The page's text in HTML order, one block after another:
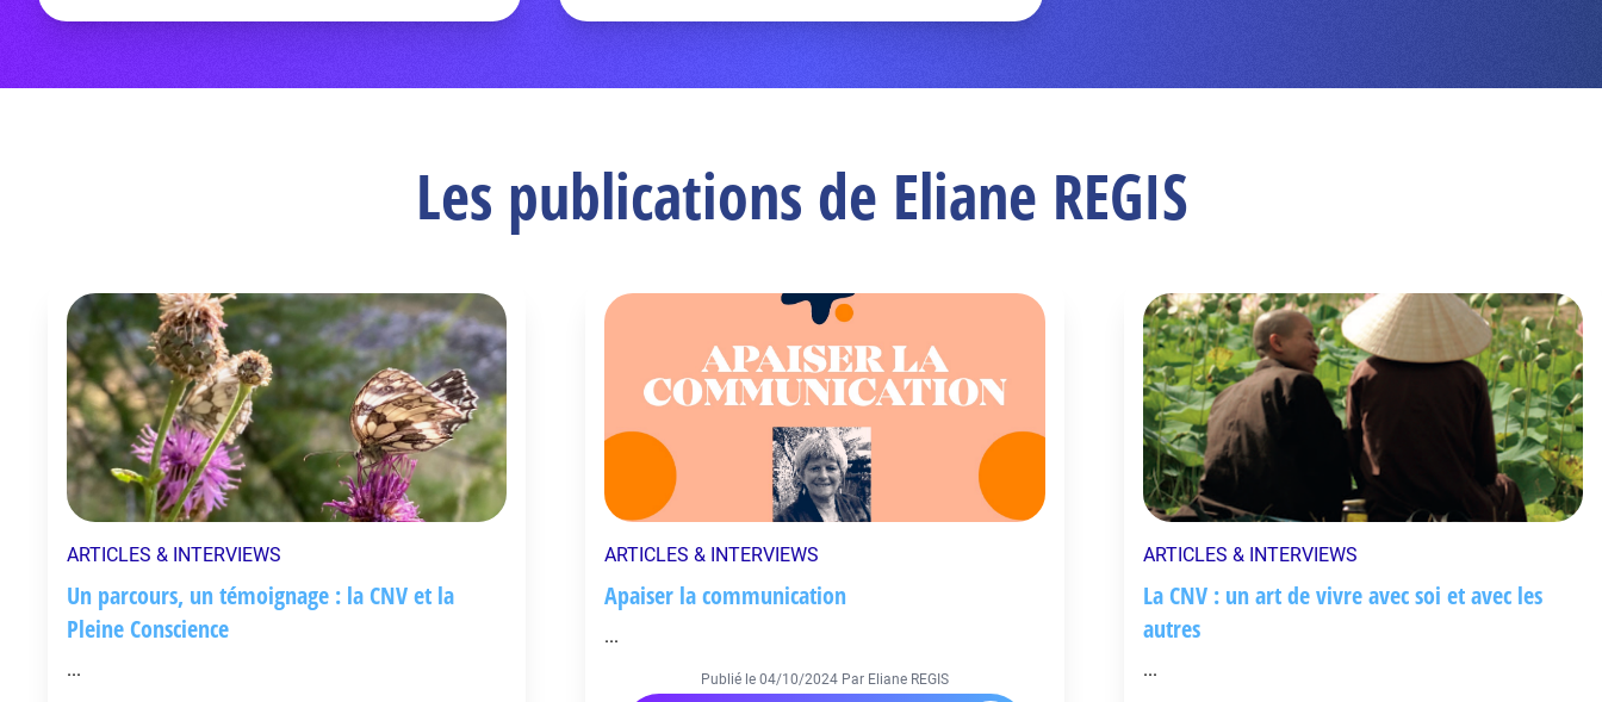
Les publications de Eliane REGIS
ARTICLES & INTERVIEWS
Un parcours, un témoignage : la CNV et la
Pleine Conscience
...
ARTICLES & INTERVIEWS
Apaiser la communication
...
Publié le 04/10/2024 Par Eliane REGIS
ARTICLES & INTERVIEWS
La CNV : un art de vivre avec soi et avec les
autres
...